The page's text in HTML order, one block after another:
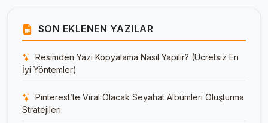
SON EKLENEN YAZILAR
Resimden Yazı Kopyalama Nasıl Yapılır? (Ücretsiz En
İyi Yöntemler)
Pinterest’te Viral Olacak Seyahat Albümleri Oluşturma
Stratejileri